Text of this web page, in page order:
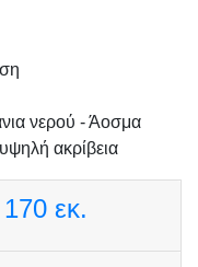
νερού - Άοσμα
ακρίβεια
εκ.